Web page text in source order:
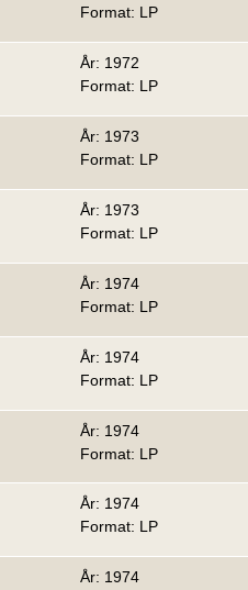
Format: LP
År: 1972
Format: LP
År: 1973
Format: LP
År: 1973
Format: LP
År: 1974
Format: LP
År: 1974
Format: LP
År: 1974
Format: LP
År: 1974
Format: LP
År: 1974